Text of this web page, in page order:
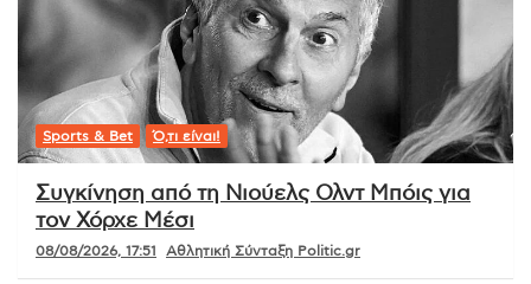
Sports & Bet Ό,τι είναι!
Συγκίνηση από τη Νιούελς Ολντ Μπόις για
τον Χόρχε Μέσι
08/08/2026, 17:51 Αθλητική Σύνταξη Politic.gr